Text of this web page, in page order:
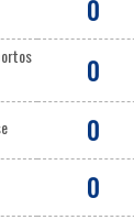
0
0
0
0